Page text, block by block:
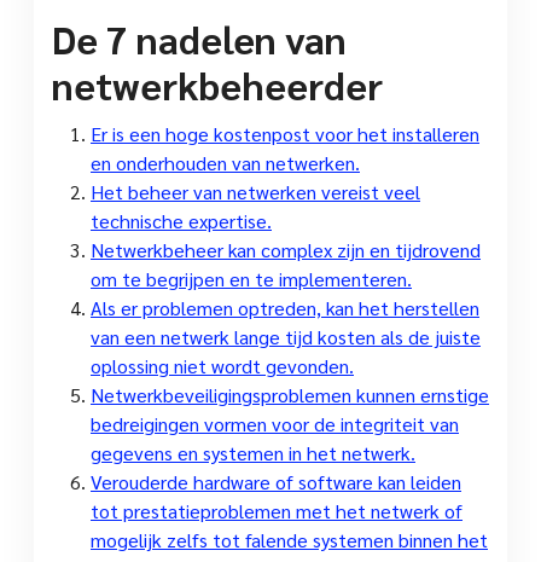
De 7 nadelen van
netwerkbeheerder
Er is een hoge kostenpost voor het installeren
en onderhouden van netwerken.
Het beheer van netwerken vereist veel
technische expertise.
Netwerkbeheer kan complex zijn en tijdrovend
om te begrijpen en te implementeren.
Als er problemen optreden, kan het herstellen
van een netwerk lange tijd kosten als de juiste
oplossing niet wordt gevonden.
Netwerkbeveiligingsproblemen kunnen ernstige
bedreigingen vormen voor de integriteit van
gegevens en systemen in het netwerk.
Verouderde hardware of software kan leiden
tot prestatieproblemen met het netwerk of
mogelijk zelfs tot falende systemen binnen het